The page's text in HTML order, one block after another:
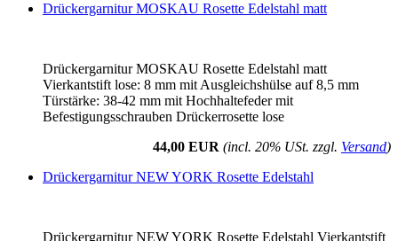
Drückergarnitur MOSKAU Rosette Edelstahl matt
Drückergarnitur MOSKAU Rosette Edelstahl matt
Vierkantstift lose: 8 mm mit Ausgleichshülse auf 8,5 mm
Türstärke: 38-42 mm mit Hochhaltefeder mit
Befestigungsschrauben Drückerrosette lose
44,00 EUR (incl. 20% USt. zzgl. Versand)
Drückergarnitur NEW YORK Rosette Edelstahl
Drückergarnitur NEW YORK Rosette Edelstahl Vierkantstift